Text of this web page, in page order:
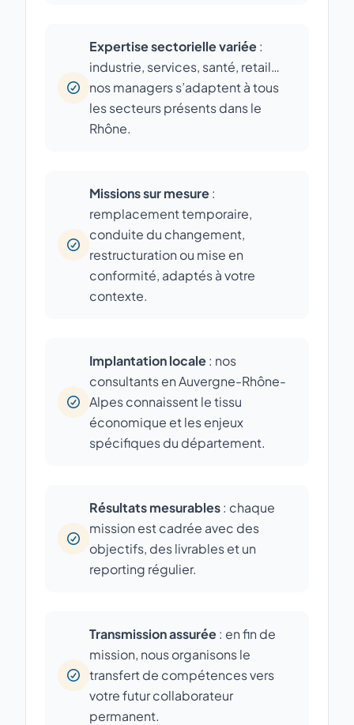
Expertise sectorielle variée:
industrie, services, santé, retail…
nos managers s’adaptent à tous
les secteurs présents dans le
Rhône.
Missions sur mesure:
remplacement temporaire,
conduite du changement,
restructuration ou mise en
conformité, adaptés à votre
contexte.
Implantation locale: nos
consultants en Auvergne-Rhône-
Alpes connaissent le tissu
économique et les enjeux
spécifiques du département.
Résultats mesurables: chaque
mission est cadrée avec des
objectifs, des livrables et un
reporting régulier.
Transmission assurée: en fin de
mission, nous organisons le
transfert de compétences vers
votre futur collaborateur
permanent.